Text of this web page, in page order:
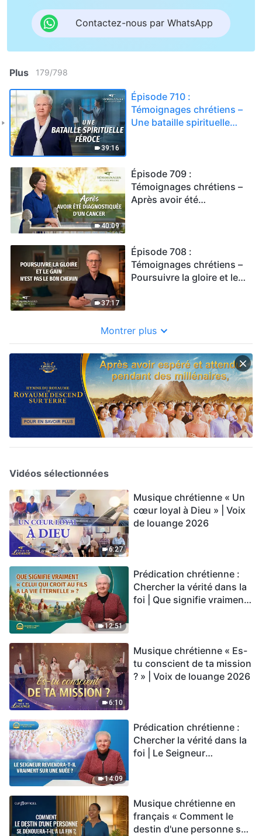
Contactez-nous par WhatsApp
Plus 179/798
39:16
Épisode 710 :
Témoignages chrétiens –
Une bataille spirituelle
40:09
Épisode 709 :
Témoignages chrétiens –
Après avoir été
37:17
Épisode 708 :
Témoignages chrétiens –
Poursuivre la gloire et le
Montrer plus
Vidéos sélectionnées
6:27
Musique chrétienne « Un
cœur loyal à Dieu » | Voix
de louange 2026
12:51
Prédication chrétienne :
Chercher la vérité dans la
foi | Que signifie vraiment
6:10
Musique chrétienne « Es-
tu conscient de ta mission
? » | Voix de louange 2026
14:09
Prédication chrétienne :
Chercher la vérité dans la
foi | Le Seigneur
Musique chrétienne en
français « Comment le
destin d'une personne se